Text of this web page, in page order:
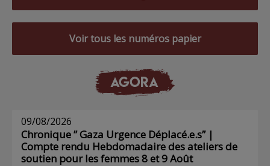
Voir tous les numéros papier
AGORA
09/08/2026
Chronique ” Gaza Urgence Déplacé.e.s” |
Compte rendu Hebdomadaire des ateliers de
soutien pour les femmes 8 et 9 Août